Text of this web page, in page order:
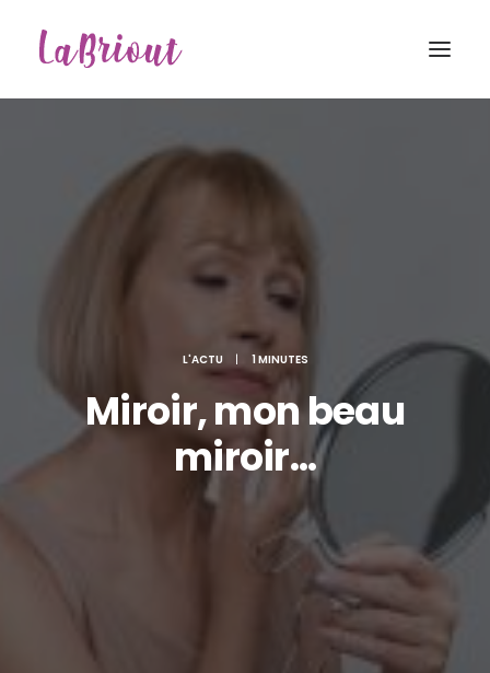
Recherche
L'ACTU | 1 MINUTES
Miroir, mon beau
miroir…